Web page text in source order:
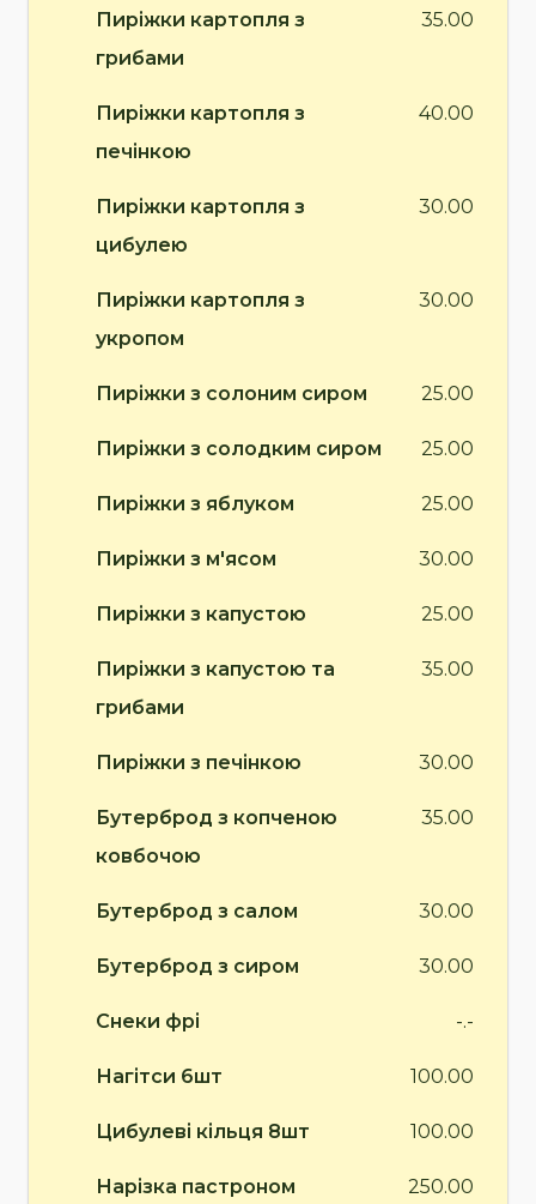
Пиріжки картопля з
грибами
35.00
Пиріжки картопля з
печінкою
40.00
Пиріжки картопля з
цибулею
30.00
Пиріжки картопля з
укропом
30.00
Пиріжки з солоним сиром 25.00
Пиріжки з солодким сиром 25.00
Пиріжки з яблуком 25.00
Пиріжки з м'ясом 30.00
Пиріжки з капустою 25.00
Пиріжки з капустою та
грибами
35.00
Пиріжки з печінкою 30.00
Бутерброд з копченою
ковбочою
35.00
Бутерброд з салом 30.00
Бутерброд з сиром 30.00
Снеки фрі -.-
Нагітси 6шт 100.00
Цибулеві кільця 8шт 100.00
Нарізка пастроном
250.00